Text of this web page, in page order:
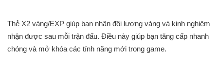
Thẻ X2 vàng/EXP giúp bạn nhân đôi lượng vàng và kinh nghiệm
nhận được sau mỗi trận đấu. Điều này giúp bạn tăng cấp nhanh
chóng và mở khóa các tính năng mới trong game.